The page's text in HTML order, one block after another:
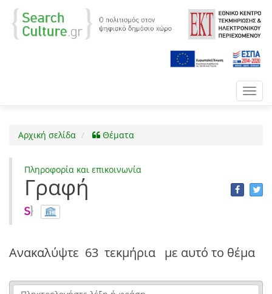
Αρχική σελίδα Θέματα
Πληροφορία και επικοινωνία
Γραφή
Ανακαλύψτε 63 τεκμήρια με αυτό το θέμα